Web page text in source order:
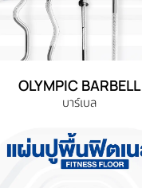
OLYMPIC BARBELL
บาร์เบล